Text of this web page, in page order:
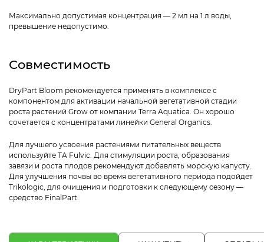
Максимально допустимая концентрация — 2 мл на 1 л воды,
превышение недопустимо.
Совместимость
DryPart Bloom рекомендуется применять в комплексе с
компонентом для активации начальной вегетативной стадии
роста растений Grow от компании Terra Aquatica. Он хорошо
сочетается с концентратами линейки General Organics.
Для лучшего усвоения растениями питательных веществ
используйте TA Fulvic. Для стимуляции роста, образования
завязи и роста плодов рекомендуют добавлять морскую капусту.
Для улучшения почвы во время вегетативного периода подойдет
Trikologic, для очищения и подготовки к следующему сезону —
средство FinalPart.